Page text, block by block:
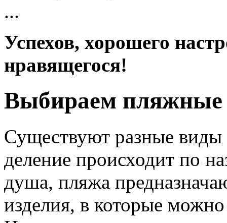
...
Успехов, хорошего
нравящегося!
Выбираем пляжные
Существуют разные
деление происходит по
душа, пляжа
изделия, в которые